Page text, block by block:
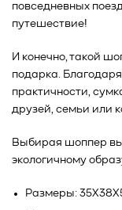
повседневных
путешествие!
И конечно, такой
подарка.
практичности,
друзей, семьи или
Выбирая шоппер
экологичному
Размеры: